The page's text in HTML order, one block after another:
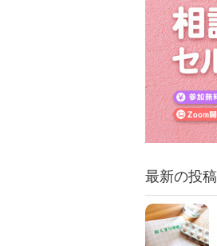
最新の投稿